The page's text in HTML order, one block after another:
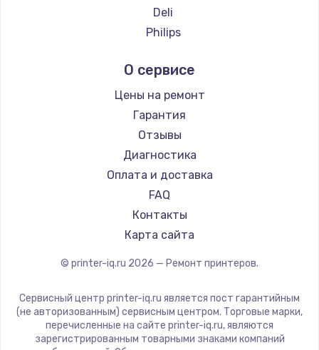
Deli
Philips
Kodak
Lexmark
Sharp
TSC
Fujitsu
Godex
О сервисе
Цены на ремонт
Гарантия
Отзывы
Диагностика
Оплата и доставка
FAQ
Контакты
Карта сайта
© printer-iq.ru 2026 — Ремонт принтеров.
Сервисный центр printer-iq.ru является пост гарантийным
(не авторизованным) сервисным центром. Торговые марки,
перечисленные на сайте printer-iq.ru, являются
зарегистрированным товарными знаками компаний